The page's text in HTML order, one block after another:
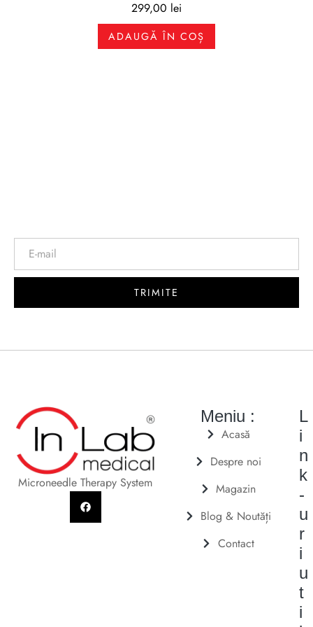
299,00 lei
ADAUGĂ ÎN COȘ
TRIMITE
Microneedle Therapy System
Meniu :
Acasă
Despre noi
Magazin
Blog & Noutăți
Contact
L
i
n
k
-
u
r
i
u
t
i